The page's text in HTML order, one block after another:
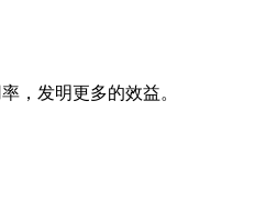
，发明更多的效益。